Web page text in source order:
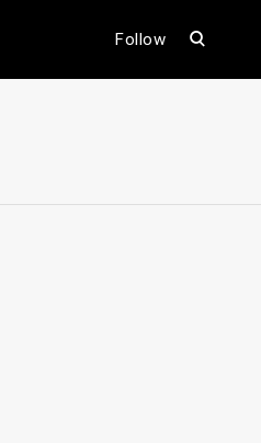
Follow
open
form